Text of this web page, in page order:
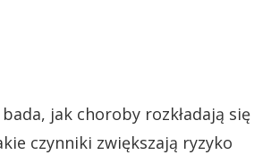
jak choroby rozkładają się
czynniki zwiększają ryzyko